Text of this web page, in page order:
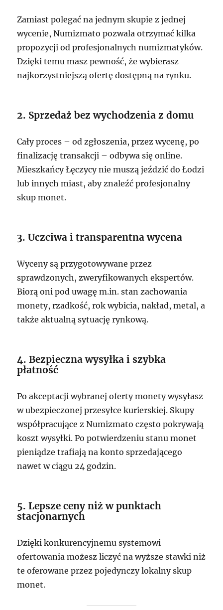
Zamiast polegać na jednym skupie z jednej
wycenie, Numizmato pozwala otrzymać kilka
propozycji od profesjonalnych numizmatyków.
Dzięki temu masz pewność, że wybierasz
najkorzystniejszą ofertę dostępną na rynku.
2. Sprzedaż bez wychodzenia z domu
Cały proces – od zgłoszenia, przez wycenę, po
finalizację transakcji – odbywa się online.
Mieszkańcy Łęczycy nie muszą jeździć do Łodzi
lub innych miast, aby znaleźć profesjonalny
skup monet.
3. Uczciwa i transparentna wycena
Wyceny są przygotowywane przez
sprawdzonych, zweryfikowanych ekspertów.
Biorą oni pod uwagę m.in. stan zachowania
monety, rzadkość, rok wybicia, nakład, metal, a
także aktualną sytuację rynkową.
4. Bezpieczna wysyłka i szybka
płatność
Po akceptacji wybranej oferty monety wysyłasz
w ubezpieczonej przesyłce kurierskiej. Skupy
współpracujące z Numizmato często pokrywają
koszt wysyłki. Po potwierdzeniu stanu monet
pieniądze trafiają na konto sprzedającego
nawet w ciągu 24 godzin.
5. Lepsze ceny niż w punktach
stacjonarnych
Dzięki konkurencyjnemu systemowi
ofertowania możesz liczyć na wyższe stawki niż
te oferowane przez pojedynczy lokalny skup
monet.